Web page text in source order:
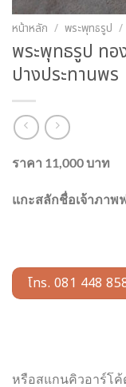
หน้าหลัก / พระพุทธรูป /
พระพุทธรูป ทอ
ปางประทานพร
ราคา 11,000 บาท
แกะสลักชื่อเจ้าภาพ
โทร. 081 448
หรือสแกนคิวอาร์โค้